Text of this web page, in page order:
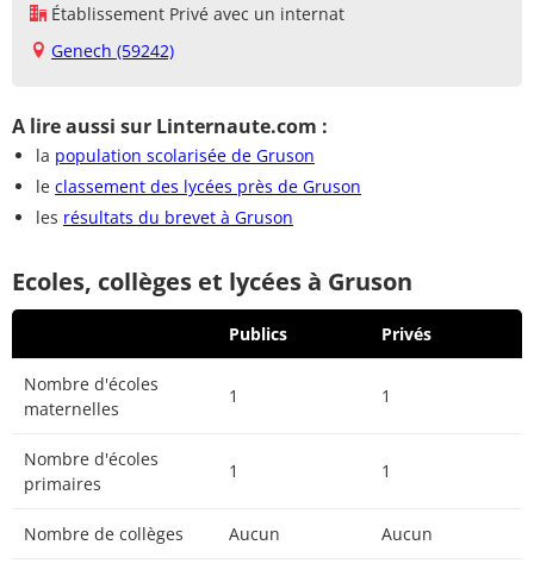
Établissement Privé avec un internat
Genech (59242)
A lire aussi sur Linternaute.com :
la population scolarisée de Gruson
le classement des lycées près de Gruson
les résultats du brevet à Gruson
Ecoles, collèges et lycées à Gruson
Publics Privés
Nombre d'écoles
maternelles
1 1
Nombre d'écoles
primaires
1 1
Nombre de collèges Aucun Aucun